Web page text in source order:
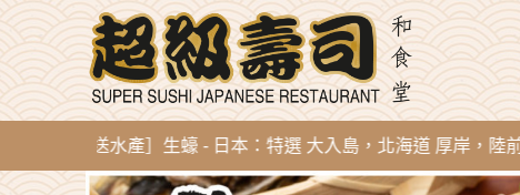
送水產］生蠔 - 日本：特選 大入島，北海道 厚岸，陸前高田